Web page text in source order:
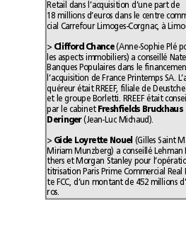
Retail dans l’acquisition d’une part de
> Clifford Chance
par le cabinet
Freshfields Bruckhaus
Deringer
(Jean-Luc Michaud).
> Gide Loyrette Nouel
ros.